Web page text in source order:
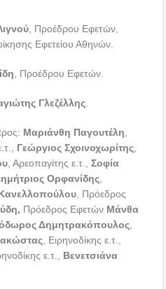
, Προέδρου Εφετών,
Εφετείου Αθηνών.
, Προέδρου Εφετών.
Γλεζέλλης.
Μαριάνθη Παγουτέλη,
Γεώργιος Σχοινοχωρίτης,
, Αρεοπαγίτης ε.τ.,Σοφία
Ορφανίδης,
, Πρόεδρος
Πρόεδρος Εφετών Μάνθα
Δημητρακόπουλος,
, Ειρηνοδίκης ε.τ.,
ε.τ., Βενετσιάνα